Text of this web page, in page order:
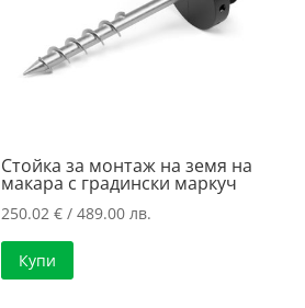
Стойка за монтаж на земя на
макара с градински маркуч
250.02€ / 489.00 лв.
Купи